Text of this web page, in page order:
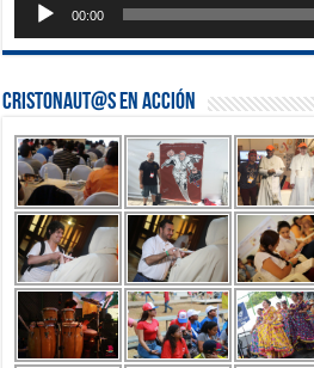
00:00
Cristonaut@s en Acción